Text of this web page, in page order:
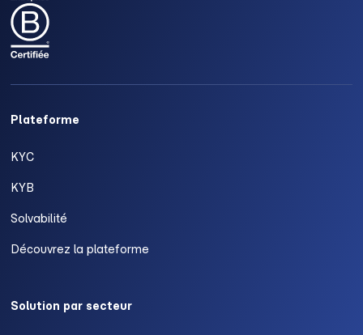
Plateforme
KYC
KYB
Solvabilité
Découvrez la plateforme
Solution par secteur